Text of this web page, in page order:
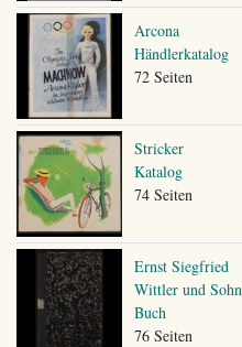
Arcona
Händlerkatalog
72 Seiten
Stricker
Katalog
74 Seiten
Ernst Siegfried
Wittler und Sohn
Buch
76 Seiten